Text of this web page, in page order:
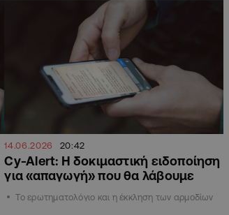
14.06.2026 20:42
Cy-Alert: Η δοκιμαστική ειδοποίηση
για «απαγωγή» που θα λάβουμε
Το ερωτηματολόγιο και η έκκληση των αρμοδίων